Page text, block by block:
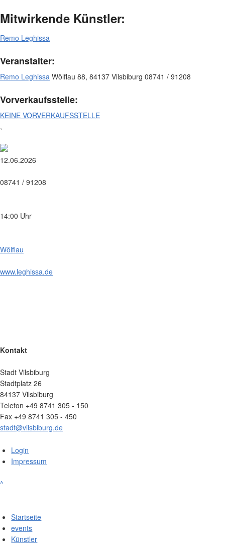
Mitwirkende Künstler:
Remo Leghissa
Veranstalter:
Remo Leghissa Wölflau 88, 84137 Vilsbiburg 08741 / 91208
Vorverkaufsstelle:
KEINE VORVERKAUFSSTELLE
,
12.06.2026
08741 / 91208
14:00 Uhr
Wölflau
www.leghissa.de
Kontakt
Stadt Vilsbiburg
Stadtplatz 26
84137 Vilsbiburg
Telefon +49 8741 305 - 150
Fax +49 8741 305 - 450
stadt@vilsbiburg.de
Login
Impressum
^
Startseite
events
Künstler